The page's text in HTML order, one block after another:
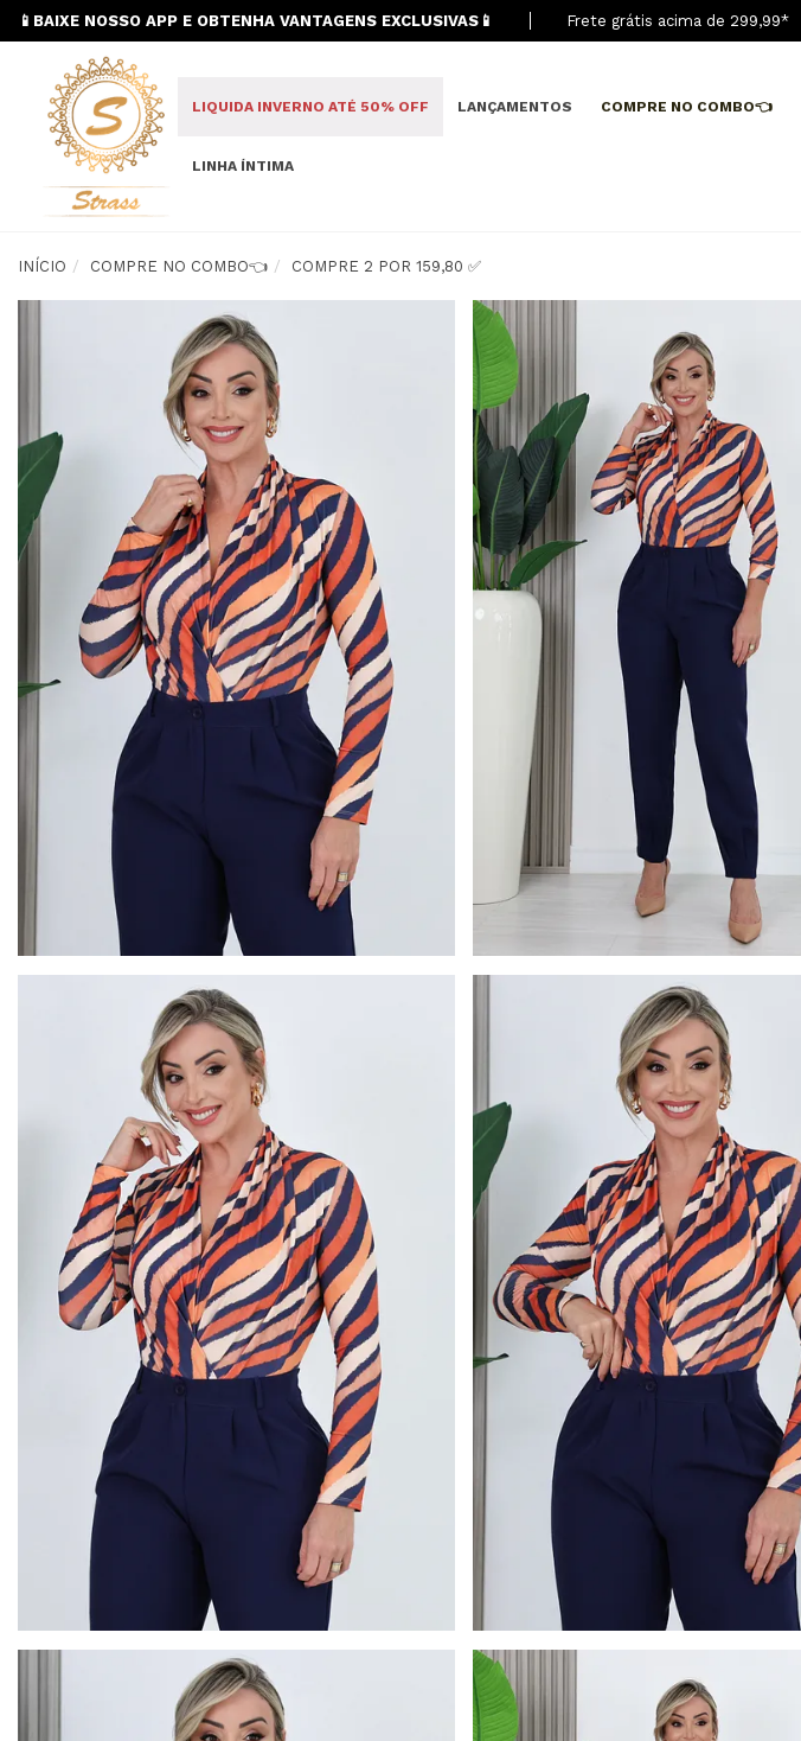
📱BAIXE NOSSO APP E OBTENHA VANTAGENS EXCLUSIVAS📱 Frete grátis acima de 299,99*
LIQUIDA INVERNO ATÉ 50% OFF LANÇAMENTOS COMPRE NO COMBO👈
LINHA ÍNTIMA
INÍCIO COMPRE NO COMBO👈 COMPRE 2 POR 159,80 ✅